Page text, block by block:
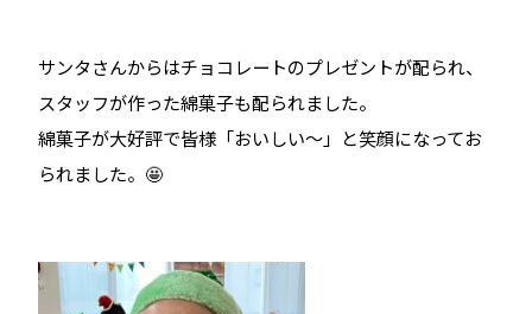
サンタさんからはチョコレートのプレゼントが配られ、
スタッフが作った綿菓子も配られました。
綿菓子が大好評で皆様「おいしい～」と笑顔になってお
られました。🤩